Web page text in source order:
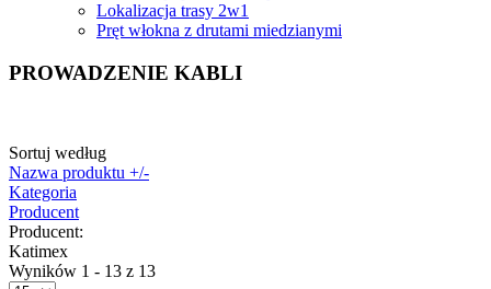
Lokalizacja trasy 2w1
Pręt włokna z drutami miedzianymi
PROWADZENIE KABLI
Sortuj według
Nazwa produktu +/-
Kategoria
Producent
Producent:
Katimex
Wyników 1 - 13 z 13